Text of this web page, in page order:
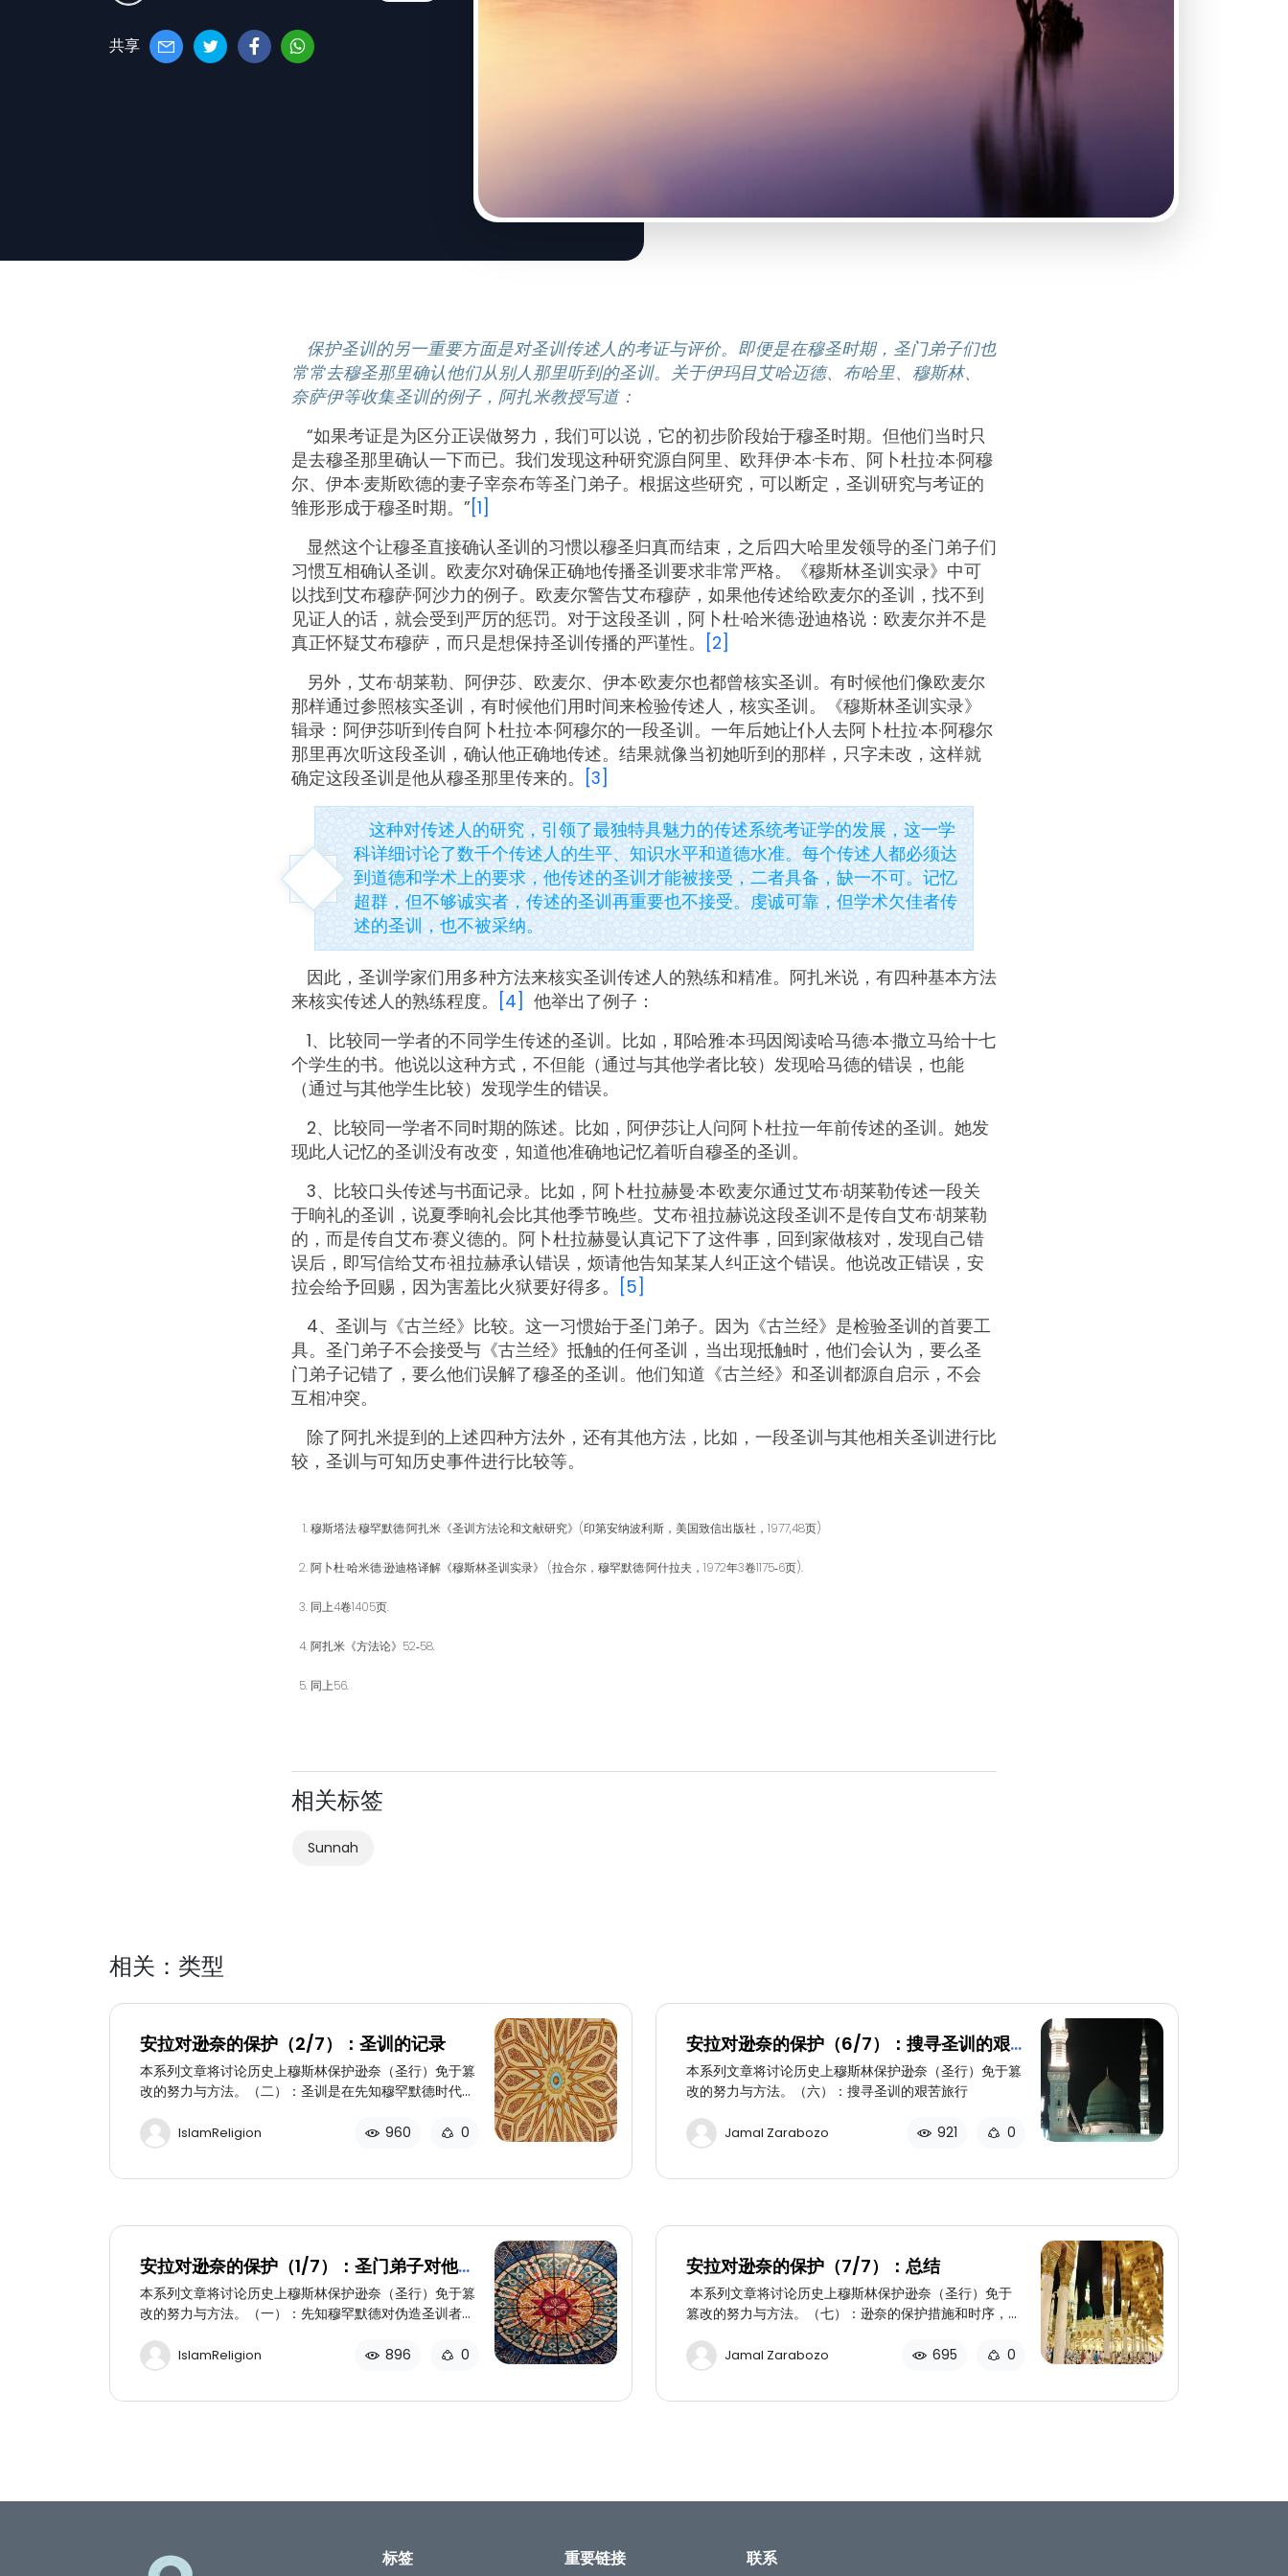
共享
保护圣训的另一重要方面是对圣训传述人的考证与评价。即便是在穆圣时期，圣门弟子们也
常常去穆圣那里确认他们从别人那里听到的圣训。关于伊玛目艾哈迈德、布哈里、穆斯林、
奈萨伊等收集圣训的例子，阿扎米教授写道：
“如果考证是为区分正误做努力，我们可以说，它的初步阶段始于穆圣时期。但他们当时只
是去穆圣那里确认一下而已。我们发现这种研究源自阿里、欧拜伊·本·卡布、阿卜杜拉·本·阿穆
尔、伊本·麦斯欧德的妻子宰奈布等圣门弟子。根据这些研究，可以断定，圣训研究与考证的
雏形形成于穆圣时期。” [1]
显然这个让穆圣直接确认圣训的习惯以穆圣归真而结束，之后四大哈里发领导的圣门弟子们
习惯互相确认圣训。欧麦尔对确保正确地传播圣训要求非常严格。《穆斯林圣训实录》中可
以找到艾布穆萨·阿沙力的例子。欧麦尔警告艾布穆萨，如果他传述给欧麦尔的圣训，找不到
见证人的话，就会受到严厉的惩罚。对于这段圣训，阿卜杜·哈米德·逊迪格说：欧麦尔并不是
真正怀疑艾布穆萨，而只是想保持圣训传播的严谨性。
[2]
另外，艾布·胡莱勒、阿伊莎、欧麦尔、伊本·欧麦尔也都曾核实圣训。有时候他们像欧麦尔
那样通过参照核实圣训，有时候他们用时间来检验传述人，核实圣训。《穆斯林圣训实录》
辑录：阿伊莎听到传自阿卜杜拉·本·阿穆尔的一段圣训。一年后她让仆人去阿卜杜拉·本·阿穆尔
那里再次听这段圣训，确认他正确地传述。结果就像当初她听到的那样，只字未改，这样就
确定这段圣训是他从穆圣那里传来的。
[3]
这种对传述人的研究，引领了最独特具魅力的传述系统考证学的发展，这一学
科详细讨论了数千个传述人的生平、知识水平和道德水准。每个传述人都必须达
到道德和学术上的要求，他传述的圣训才能被接受，二者具备，缺一不可。记忆
超群，但不够诚实者，传述的圣训再重要也不接受。虔诚可靠，但学术欠佳者传
述的圣训，也不被采纳。
因此，圣训学家们用多种方法来核实圣训传述人的熟练和精准。阿扎米说，有四种基本方法
来核实传述人的熟练程度。
[4]
他举出了例子：
1、比较同一学者的不同学生传述的圣训。比如，耶哈雅·本·玛因阅读哈马德·本·撒立马给十七
个学生的书。他说以这种方式，不但能（通过与其他学者比较）发现哈马德的错误，也能
（通过与其他学生比较）发现学生的错误。
2、比较同一学者不同时期的陈述。比如，阿伊莎让人问阿卜杜拉一年前传述的圣训。她发
现此人记忆的圣训没有改变，知道他准确地记忆着听自穆圣的圣训。
3、比较口头传述与书面记录。比如，阿卜杜拉赫曼·本·欧麦尔通过艾布·胡莱勒传述一段关
于晌礼的圣训，说夏季晌礼会比其他季节晚些。艾布·祖拉赫说这段圣训不是传自艾布·胡莱勒
的，而是传自艾布·赛义德的。阿卜杜拉赫曼认真记下了这件事，回到家做核对，发现自己错
误后，即写信给艾布·祖拉赫承认错误，烦请他告知某某人纠正这个错误。他说改正错误，安
拉会给予回赐，因为害羞比火狱要好得多。
[5]
4、圣训与《古兰经》比较。这一习惯始于圣门弟子。因为《古兰经》是检验圣训的首要工
具。圣门弟子不会接受与《古兰经》抵触的任何圣训，当出现抵触时，他们会认为，要么圣
门弟子记错了，要么他们误解了穆圣的圣训。他们知道《古兰经》和圣训都源自启示，不会
互相冲突。
除了阿扎米提到的上述四种方法外，还有其他方法，比如，一段圣训与其他相关圣训进行比
较，圣训与可知历史事件进行比较等。
穆斯塔法·穆罕默德·阿扎米《圣训方法论和文献研究》(印第安纳波利斯，美国致信出版社，1977,48页)
阿卜杜·哈米德·逊迪格译解《穆斯林圣训实录》 (拉合尔，穆罕默德·阿什拉夫，1972年3卷1175‑6页).
同上4卷1405页.
阿扎米《方法论》52‑58.
同上56.
相关标签
Sunnah
相关：类型
安拉对逊奈的保护（2/7）：圣训的记录
本系列文章将讨论历史上穆斯林保护逊奈（圣行）免于篡
改的努力与方法。（二）：圣训是在先知穆罕默德时代记
IslamReligion 960 0
安拉对逊奈的保护（6/7）：搜寻圣训的艰
苦旅行
本系列文章将讨论历史上穆斯林保护逊奈（圣行）免于篡
改的努力与方法。（六）：搜寻圣训的艰苦旅行
Jamal Zarabozo 921 0
安拉对逊奈的保护（1/7）：圣门弟子对他们
重大责任的理解
本系列文章将讨论历史上穆斯林保护逊奈（圣行）免于篡
改的努力与方法。（一）：先知穆罕默德对伪造圣训者警
IslamReligion 896 0
安拉对逊奈的保护（7/7）：总结
本系列文章将讨论历史上穆斯林保护逊奈（圣行）免于
篡改的努力与方法。（七）：逊奈的保护措施和时序，与
Jamal Zarabozo 695 0
标签 重要链接 联系